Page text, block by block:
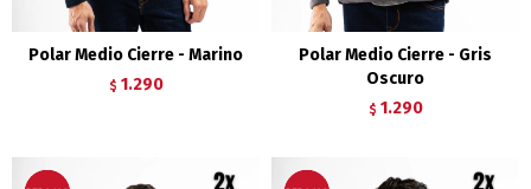
Polar Medio Cierre - Marino
$ 1.290
Polar Medio Cierre - Gris
Oscuro
$ 1.290